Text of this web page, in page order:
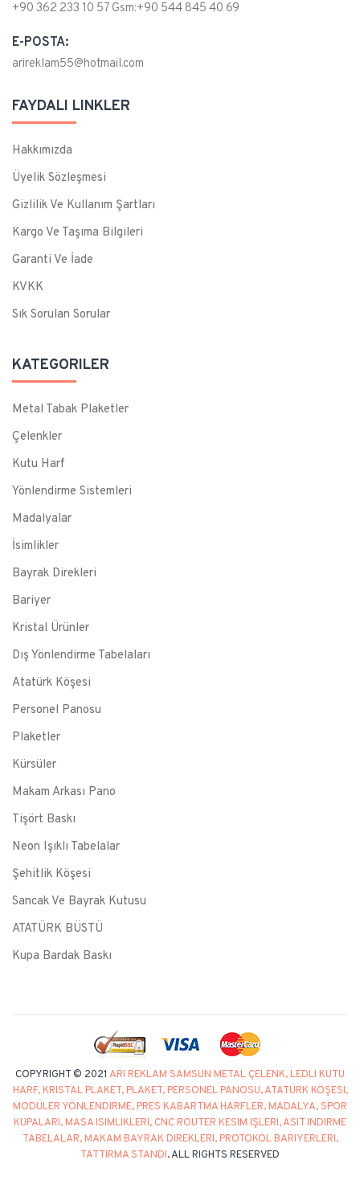
+90 362 233 10 57 Gsm:+90 544 845 40 69
E-POSTA:
arireklam55@hotmail.com
FAYDALI LINKLER
Hakkımızda
Üyelik Sözleşmesi
Gizlilik Ve Kullanım Şartları
Kargo Ve Taşıma Bilgileri
Garanti Ve İade
KVKK
Sık Sorulan Sorular
KATEGORILER
Metal Tabak Plaketler
Çelenkler
Kutu Harf
Yönlendirme Sistemleri
Madalyalar
İsimlikler
Bayrak Direkleri
Bariyer
Kristal Ürünler
Dış Yönlendirme Tabelaları
Atatürk Köşesi
Personel Panosu
Plaketler
Kürsüler
Makam Arkası Pano
Tişört Baskı
Neon Işıklı Tabelalar
Şehitlik Köşesi
Sancak Ve Bayrak Kutusu
ATATÜRK BÜSTÜ
Kupa Bardak Baskı
COPYRIGHT © 2021 ARI REKLAM SAMSUN METAL ÇELENK, LEDLI KUTU
HARF, KRISTAL PLAKET, PLAKET, PERSONEL PANOSU, ATATÜRK KÖŞESI,
MODÜLER YÖNLENDIRME, PRES KABARTMA HARFLER, MADALYA, SPOR
KUPALARI, MASA ISIMLIKLERI, CNC ROUTER KESIM IŞLERI, ASIT INDIRME
TABELALAR, MAKAM BAYRAK DIREKLERI, PROTOKOL BARIYERLERI,
TATTIRMA STANDI. ALL RIGHTS RESERVED